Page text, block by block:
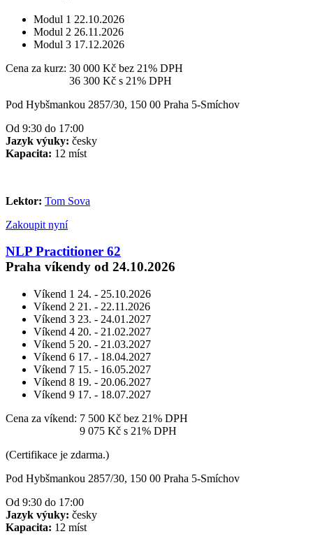
Modul 1 22.10.2026
Modul 2 26.11.2026
Modul 3 17.12.2026
Cena za kurz: 30 000 Kč bez 21% DPH
36 300 Kč s 21% DPH
Pod Hybšmankou 2857/30, 150 00 Praha 5-Smíchov
Od 9:30 do 17:00
Jazyk výuky: česky
Kapacita: 12 míst
Lektor: Tom Sova
Zakoupit nyní
NLP Practitioner 62
Praha víkendy od 24.10.2026
Víkend 1 24. - 25.10.2026
Víkend 2 21. - 22.11.2026
Víkend 3 23. - 24.01.2027
Víkend 4 20. - 21.02.2027
Víkend 5 20. - 21.03.2027
Víkend 6 17. - 18.04.2027
Víkend 7 15. - 16.05.2027
Víkend 8 19. - 20.06.2027
Víkend 9 17. - 18.07.2027
Cena za víkend: 7 500 Kč bez 21% DPH
9 075 Kč s 21% DPH
(Certifikace je zdarma.)
Pod Hybšmankou 2857/30, 150 00 Praha 5-Smíchov
Od 9:30 do 17:00
Jazyk výuky: česky
Kapacita: 12 míst